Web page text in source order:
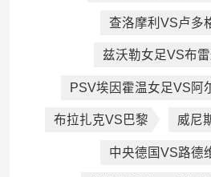
查洛摩利VS卢多
兹沃勒女足VS布
PSV埃因霍温女足VS阿
布拉扎克VS巴黎 威尼
中央德国VS路德